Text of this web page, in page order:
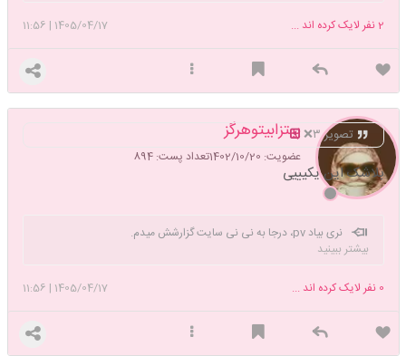
1405/04/17
|
11:56 2نفر لایک کرده اند ...
پیتزابیتوهرگز
عضویت: 1402/10/20 تعداد پست: 894
تصویر ۳❌️
بلاشک این یکیییی
نری بیاد pv، درجا به نی نی سایت گزارشش میدم.
بیشتر ببینید
1405/04/17
|
11:56 0 نفر لایک کرده اند ...